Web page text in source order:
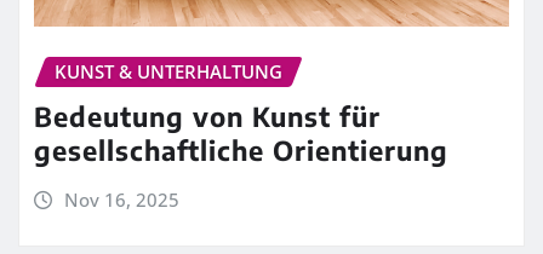
KUNST & UNTERHALTUNG
Bedeutung von Kunst für
gesellschaftliche Orientierung
Nov 16, 2025